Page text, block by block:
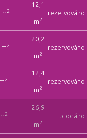
m2
12,1
m2
rezervováno
m2
20,2
m2
rezervováno
2
12,4
m2
rezervováno
2
26,9
m2
prodáno